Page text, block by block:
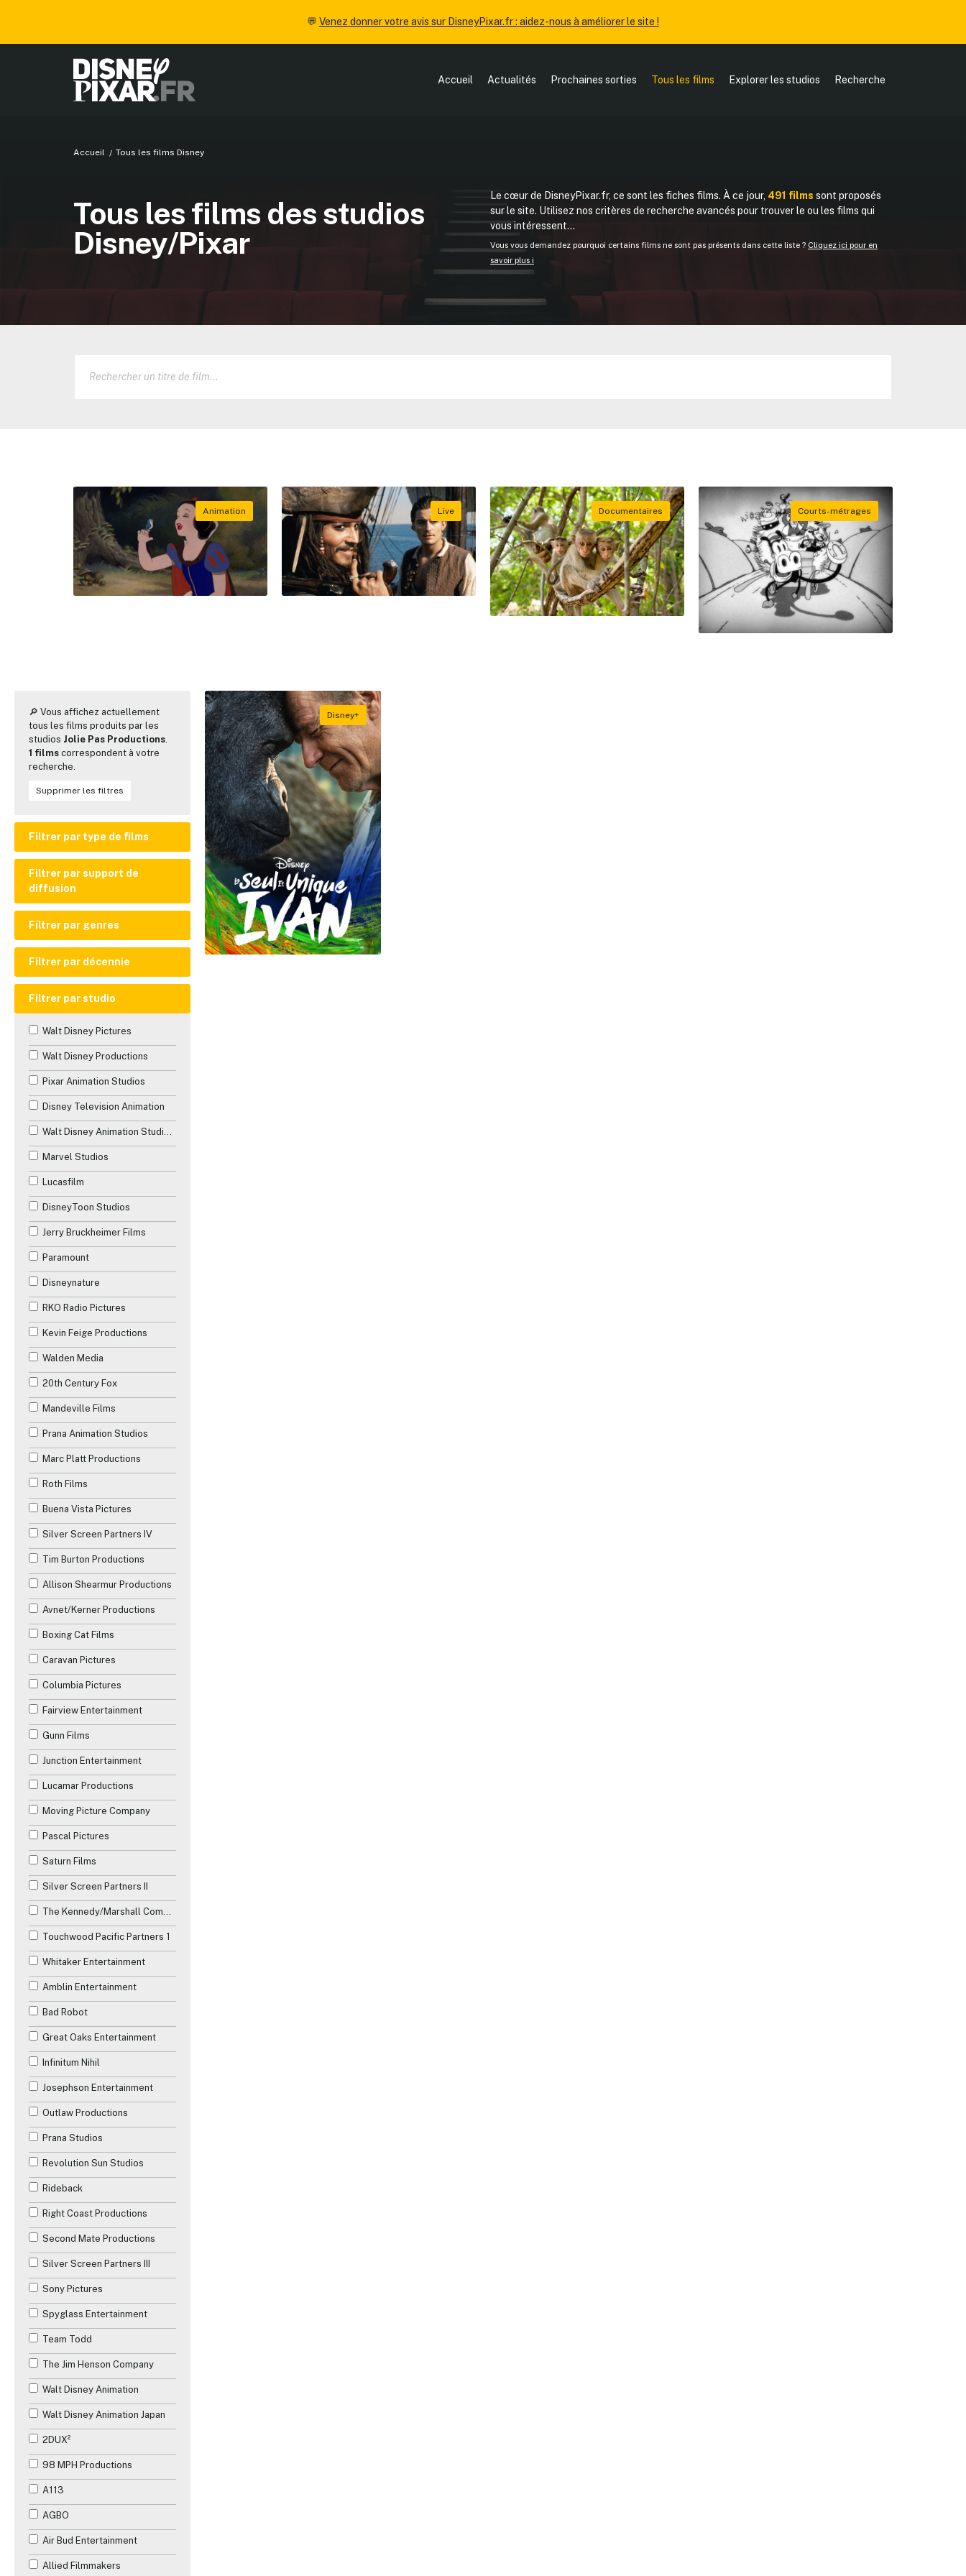
💬 Venez donner votre avis sur DisneyPixar.fr : aidez-nous à améliorer le site !
Accueil Actualités Prochaines sorties Tous les films Explorer les studios Recherche
Accueil Tous les films Disney
Tous les films des studios
Disney/Pixar
Le cœur de DisneyPixar.fr, ce sont les fiches films. À ce jour, 491 films sont proposés
sur le site. Utilisez nos critères de recherche avancés pour trouver le ou les films qui
vous intéressent...
Vous vous demandez pourquoi certains films ne sont pas présents dans cette liste ? Cliquez ici pour en
savoir plus ℹ️
🔎 Vous affichez actuellement
tous les films produits par les
studios Jolie Pas Productions.
1 films correspondent à votre
recherche.
Supprimer les filtres
Filtrer par type de films
Film en prises de vues réelles
Film d'animation
Court ou moyen métrage
Filtrer par support de
diffusion
Cinéma
Disney+
Vidéo
Filtrer par genres
Action
Animation
Comédie
Documentaire
Drame
Familial
Fantastique
Guerre
Historique
Horreur
Musique
Mystère
Romance
Science-Fiction
Téléfilm
Thriller
Western
Filtrer par décennie
Les années 1940
Les années 1960
Les années 1970
Les années 1980
Les années 1990
Les années 2000
Les années 2010
Les années 2020
Les années 2030
Filtrer par studio
Walt Disney Pictures
Walt Disney Productions
Pixar Animation Studios
Disney Television Animation
Walt Disney Animation Studios
Marvel Studios
Lucasfilm
DisneyToon Studios
Jerry Bruckheimer Films
Paramount
Disneynature
RKO Radio Pictures
Kevin Feige Productions
Walden Media
20th Century Fox
Mandeville Films
Prana Animation Studios
Marc Platt Productions
Roth Films
Buena Vista Pictures
Silver Screen Partners IV
Tim Burton Productions
Allison Shearmur Productions
Avnet/Kerner Productions
Boxing Cat Films
Caravan Pictures
Columbia Pictures
Fairview Entertainment
Gunn Films
Junction Entertainment
Lucamar Productions
Moving Picture Company
Pascal Pictures
Saturn Films
Silver Screen Partners II
The Kennedy/Marshall Company
Touchwood Pacific Partners 1
Whitaker Entertainment
Amblin Entertainment
Bad Robot
Great Oaks Entertainment
Infinitum Nihil
Josephson Entertainment
Outlaw Productions
Prana Studios
Revolution Sun Studios
Rideback
Right Coast Productions
Second Mate Productions
Silver Screen Partners III
Sony Pictures
Spyglass Entertainment
Team Todd
The Jim Henson Company
Walt Disney Animation
Walt Disney Animation Japan
2DUX²
98 MPH Productions
A113
AGBO
Air Bud Entertainment
Allied Filmmakers
✕